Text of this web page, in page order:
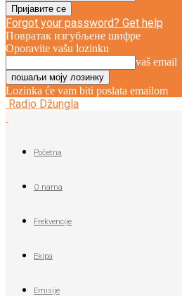
Forgot your password? Get help
Повратак изгубљене шифре
Oporavite vašu lozinku
vaš email
Lozinka će vam biti poslata emailom
Radio Džungla
Početna
O nama
Frekvencije
Ekipa
Emisije